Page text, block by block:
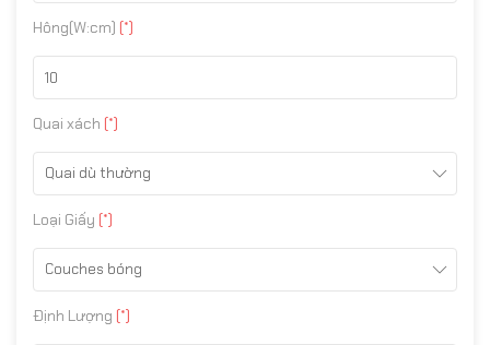
Hông(W:cm) (*)
Quai xách (*)
Quai dù thường
Loại Giấy (*)
Couches bóng
Định Lượng (*)